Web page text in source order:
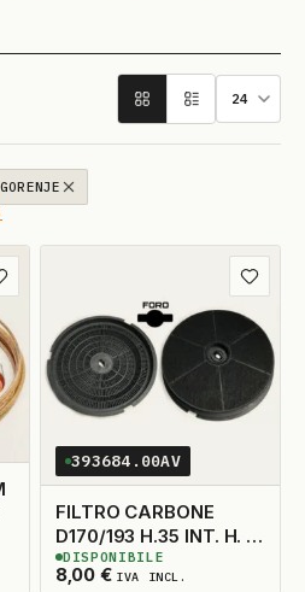
ai preferiti
393684.00AV
FILTRO CARBONE
D170/193 H.35 INT. H. 15
TECNOLAMP ELICA
TECNOWIND
8,00 € IVA INCL.
3DISPONIBILI
DISPONIBILE